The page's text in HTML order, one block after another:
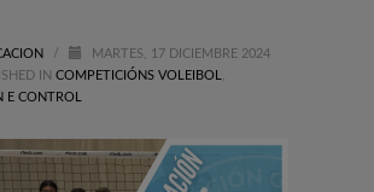
/
MARTES, 17 DICIEMBRE 2024
IN COMPETICIÓNS VOLEIBOL
E CONTROL